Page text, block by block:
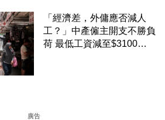
「經濟差，外傭應否減人
工？」中產僱主開支不勝負
荷 最低工資減至$3100蚊
廣告